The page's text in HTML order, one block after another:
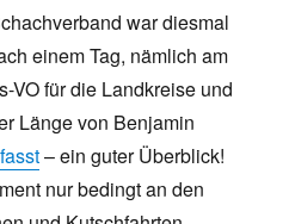
war diesmal
einem Tag, nämlich am
VO für die Landkreise und
Länge von Benjamin
– ein guter Überblick!
nur bedingt an den